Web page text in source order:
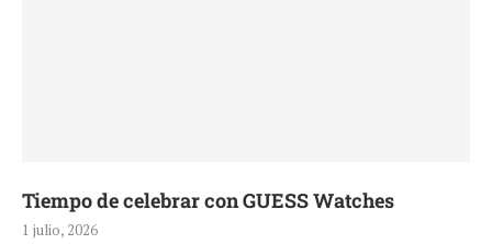
Tiempo de celebrar con GUESS Watches
1 julio, 2026